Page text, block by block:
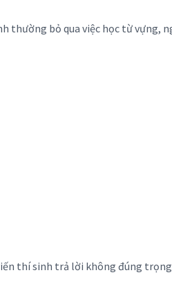
bỏ qua việc học từ vựng,
thí sinh trả lời không đúng